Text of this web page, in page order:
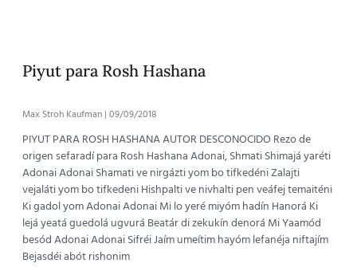
Piyut para Rosh Hashana
Max Stroh Kaufman 09/09/2018
PIYUT PARA ROSH HASHANA AUTOR DESCONOCIDO Rezo de
origen sefaradí para Rosh Hashana Adonai, Shmati Shimajá yaréti
Adonai Adonai Shamati ve nirgázti yom bo tifkedéni Zalajti
vejaláti yom bo tifkedeni Hishpalti ve nivhalti pen veáfej temaiténi
Ki gadol yom Adonai Adonai Mi lo yeré miyóm hadín Hanorá Ki
lejá yeatá guedolá ugvurá Beatár di zekukín denorá Mi Yaamód
besód Adonai Adonai Sifréi Jaím umeítim hayóm lefanéja niftajím
Bejasdéi abót rishonim